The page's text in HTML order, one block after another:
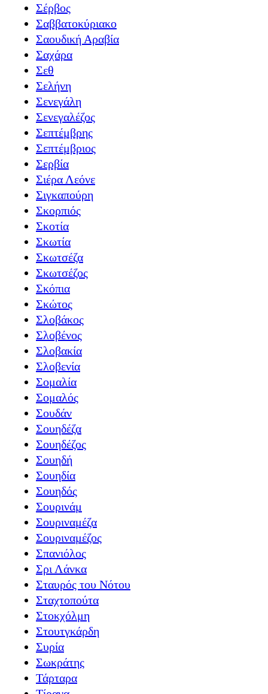
Σέρβος
Σαββατοκύριακο
Σαουδική Αραβία
Σαχάρα
Σεθ
Σελήνη
Σενεγάλη
Σενεγαλέζος
Σεπτέμβρης
Σεπτέμβριος
Σερβία
Σιέρα Λεόνε
Σιγκαπούρη
Σκορπιός
Σκοτία
Σκωτία
Σκωτσέζα
Σκωτσέζος
Σκόπια
Σκώτος
Σλοβάκος
Σλοβένος
Σλοβακία
Σλοβενία
Σομαλία
Σομαλός
Σουδάν
Σουηδέζα
Σουηδέζος
Σουηδή
Σουηδία
Σουηδός
Σουρινάμ
Σουριναμέζα
Σουριναμέζος
Σπανιόλος
Σρι Λάνκα
Σταυρός του Νότου
Σταχτοπούτα
Στοκχόλμη
Στουτγκάρδη
Συρία
Σωκράτης
Τάρταρα